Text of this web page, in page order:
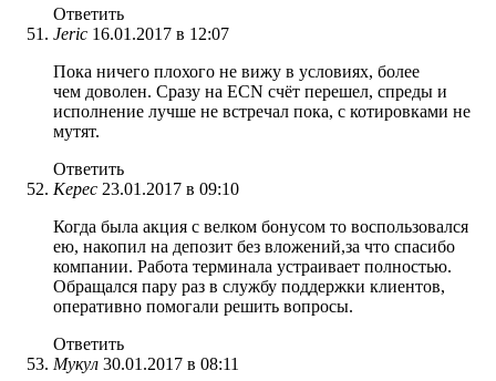
Ответить
Jeric 16.01.2017 в 12:07
Пока ничего плохого не вижу в условиях, более
чем доволен. Сразу на ECN счёт перешел, спреды и
исполнение лучше не встречал пока, с котировками не
мутят.
Ответить
Керес 23.01.2017 в 09:10
Когда была акция с велком бонусом то воспользовался
ею, накопил на депозит без вложений,за что спасибо
компании. Работа терминала устраивает полностью.
Обращался пару раз в службу поддержки клиентов,
оперативно помогали решить вопросы.
Ответить
Мукул 30.01.2017 в 08:11